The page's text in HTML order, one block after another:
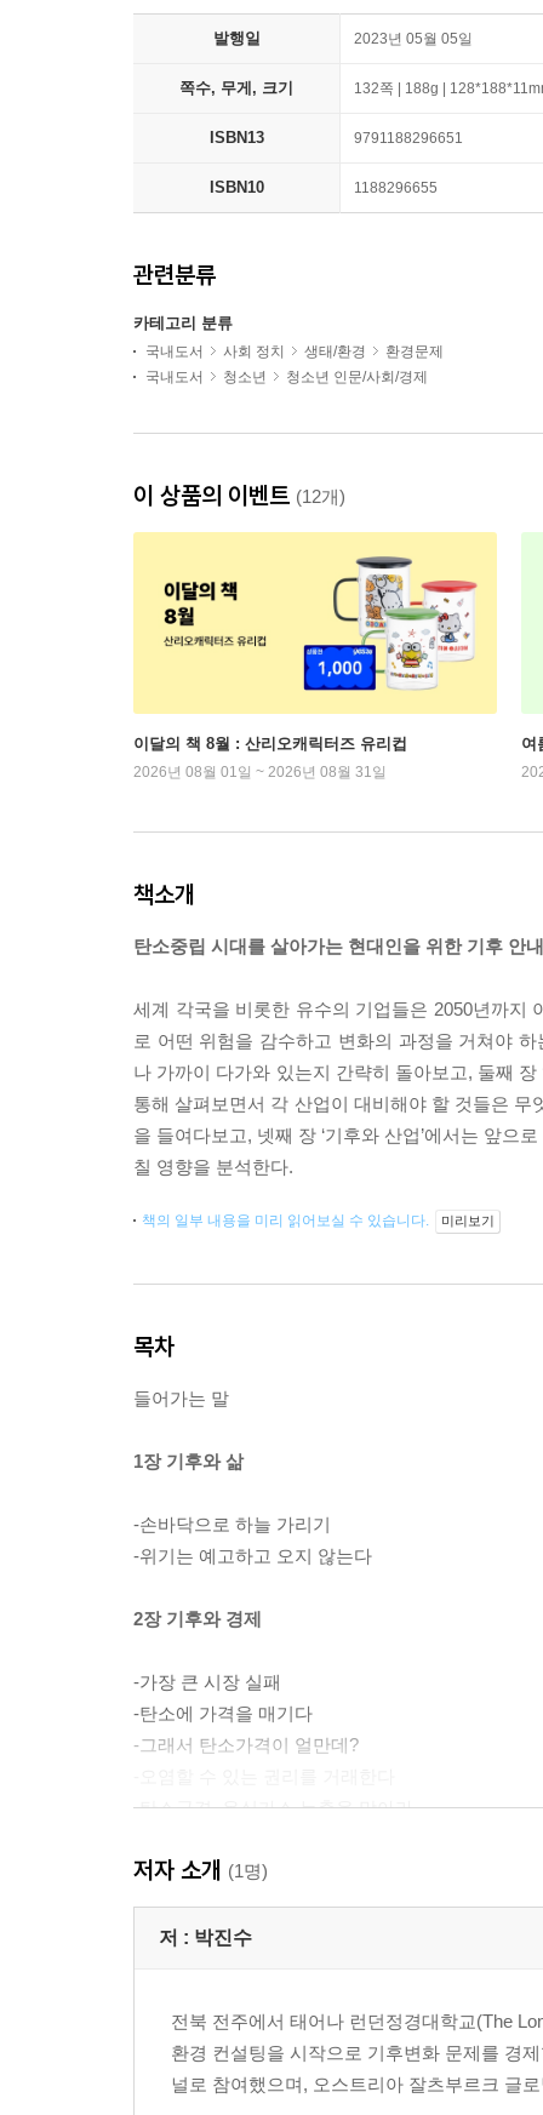
발행일 2023년 05월 05일
쪽수, 무게, 크기 132쪽 | 188g |
ISBN13 9791188296651
ISBN10 1188296655
관련분류
카테고리 분류
국내도서 사회 정치 생태/환경
환경문제
국내도서
청소년 청소년 인문/사회/경제
이 상품의 이벤트 (12개)
이달의 책 8월 : 산리오캐릭터즈 유리컵
2026년 08월 01일 ~ 2026년 08월 31일
여
책소개
탄소중립 시대를 살아가는 현대인을 위한 기후 안
세계 각국을 비롯한 유수의 기업들은 2050년까지
로 어떤 위험을 감수하고 변화의 과정을 거쳐야
나 가까이 다가와 있는지 간략히 돌아보고, 둘째
통해 살펴보면서 각 산업이 대비해야 할 것들은 무
을 들여다보고, 넷째 장 ‘기후와 산업’에서는 앞으
칠 영향을 분석한다.
책의 일부 내용을 미리 읽어보실 수 있습니다. 미리보기
목차
들어가는 말
1장 기후와 삶
-손바닥으로 하늘 가리기
-위기는 예고하고 오지 않는다
2장 기후와 경제
-가장 큰 시장 실패
-탄소에 가격을 매기다
-그래서 탄소가격이 얼만데?
-탄소국경, 온실가스 누출을 막아라
3장 기후와 금융
-위기를 아는 것이 지속가능한 사회의 첫걸음이다
-기후변화는 경계를 가리지 않는다
4장 기후와 산업
저자 소개 (1명)
저 : 박진수
전북 전주에서 태어나 런던정경대학교(The
환경 컨설팅을 시작으로 기후변화 문제를 경
널로 참여했으며, 오스트리아 잘츠부르크 글